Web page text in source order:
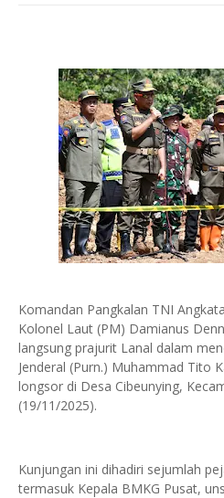
Komandan Pangkalan TNI
Kolonel Laut (PM) Damianus
langsung prajurit Lanal dalam
Jenderal (Purn.) Muhammad Tito
longsor di Desa Cibeunying,
(19/11/2025).
Kunjungan ini dihadiri sejumlah
termasuk Kepala BMKG Pusat,